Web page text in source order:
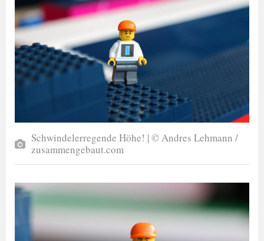
Schwindelerregende Höhe! | © Andres Lehmann /
zusammengebaut.com